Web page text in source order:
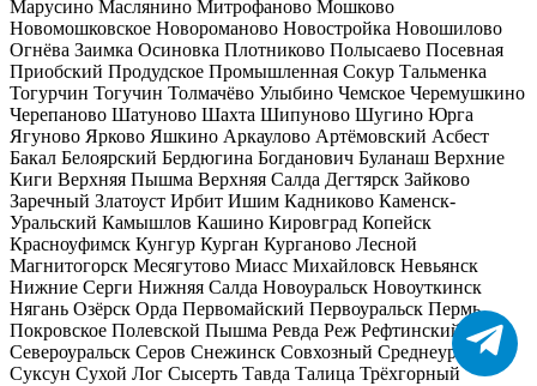
Марусино Маслянино Митрофаново Мошково
Новомошковское Новороманово Новостройка Новошилово
Огнёва Заимка Осиновка Плотниково Полысаево Посевная
Приобский Продудское Промышленная Сокур Тальменка
Тогурчин Тогучин Толмачёво Улыбино Чемское Черемушкино
Черепаново Шатуново Шахта Шипуново Шугино Юрга
Ягуново Ярково Яшкино Аркаулово Артёмовский Асбест
Бакал Белоярский Бердюгина Богданович Буланаш Верхние
Киги Верхняя Пышма Верхняя Салда Дегтярск Зайково
Заречный Златоуст Ирбит Ишим Кадниково Каменск-
Уральский Камышлов Кашино Кировград Копейск
Красноуфимск Кунгур Курган Курганово Лесной
Магнитогорск Месягутово Миасс Михайловск Невьянск
Нижние Серги Нижняя Салда Новоуральск Новоуткинск
Нягань Озёрск Орда Первомайский Первоуральск Пермь
Покровское Полевской Пышма Ревда Реж Рефтинский
Сатка
Североуральск Серов Снежинск Совхозный Среднеуральск
Суксун Сухой Лог Сысерть Тавда Талица Трёхгорный